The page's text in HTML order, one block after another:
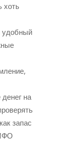
хоть
удобный
на
запас